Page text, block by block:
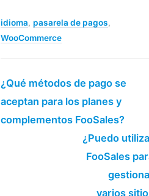
idioma, pasarela de pagos,
WooCommerce
¿Qué métodos de pago se
aceptan para los planes y
complementos FooSales?
¿Puedo
FooSales
varios